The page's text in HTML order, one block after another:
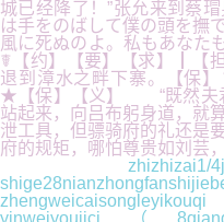
城已经降了！”张允来到蔡
は手をのばして僕の頭を撫
風に死ぬのよ。私もあなた
☤【约】【要】【求】┃【
退到漳水之畔下寨。【保
★【保】【义】 “既然夫君
站起来，向吕布躬身道，就
泄工具，但骠骑府的礼还是
府的规矩，哪怕尊贵如刘芸
zhizhizai1/
yinweiyoujici（